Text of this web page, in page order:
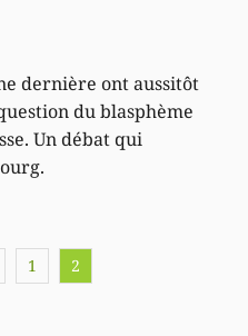
dernière ont aussitôt
du blasphème
Un débat qui
1 2